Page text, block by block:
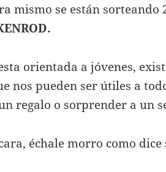
mismo se están sorteando
orientada a jóvenes,
nos pueden ser útiles a
regalo o sorprender a un
échale morro como dice